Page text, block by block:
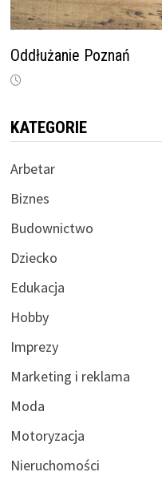
Oddłużanie Poznań
KATEGORIE
Arbetar
Biznes
Budownictwo
Dziecko
Edukacja
Hobby
Imprezy
Marketing i reklama
Moda
Motoryzacja
Nieruchomości